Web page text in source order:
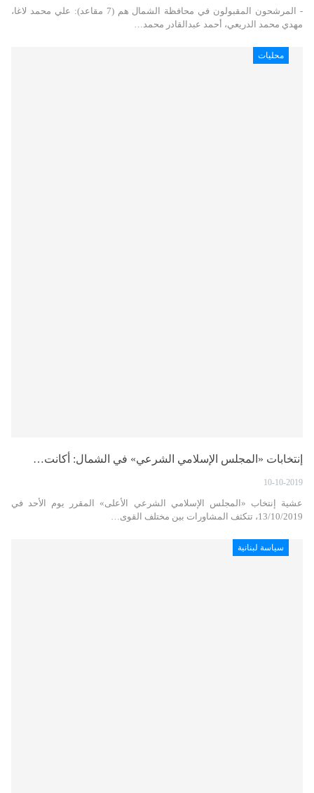
- المرشحون المقبولون في محافظة الشمال هم (7 مقاعد): علي محمد لاغا،
مهدي محمد الدريعي، أحمد عبدالقادر محمد…
محليات
إنتخابات «المجلس الإسلامي الشرعي» في الشمال: أكانت…
10-10-2019
عشية إنتخاب «المجلس الإسلامي الشرعي الأعلى» المقرر يوم الأحد في
13/10/2019، تتكثف المشاورات بين مختلف القوى…
سياسة لبنانية